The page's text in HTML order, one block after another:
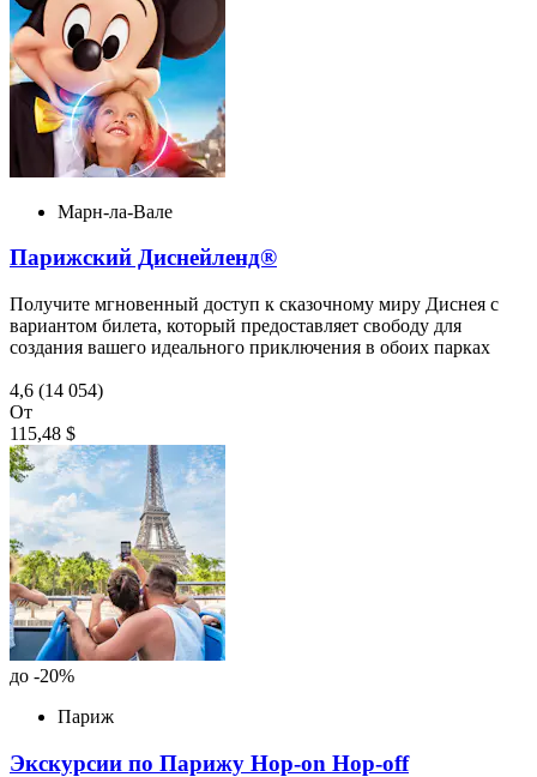
Марн-ла-Вале
Парижский Диснейленд®
Получите мгновенный доступ к сказочному миру Диснея с
вариантом билета, который предоставляет свободу для
создания вашего идеального приключения в обоих парках
4,6 (14 054)
От
115,48 $
до -20%
Париж
Экскурсии по Парижу Hop-on Hop-off